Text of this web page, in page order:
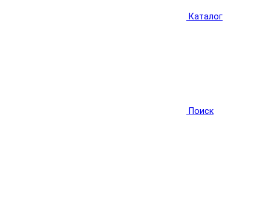
Каталог
Поиск